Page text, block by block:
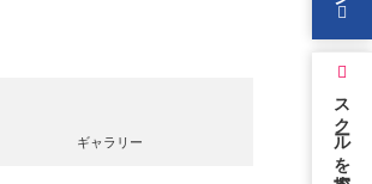
スクールを探す
ギャラリー